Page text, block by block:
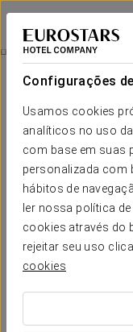
Configurações
Usamos cookies
analíticos no uso
com base em suas
personalizada com
hábitos de
ler nossa política
cookies através do
rejeitar seu uso
cookies
Apartamentos Suite
LEÃO - ASTORGA
Acesso Spa Vía De
A partir de 12 €
Acesso spa
Esta magnífica
circuito de spa no